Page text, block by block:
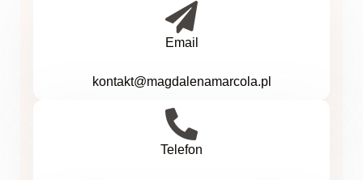
Email
kontakt@magdalenamarcola.pl
Telefon